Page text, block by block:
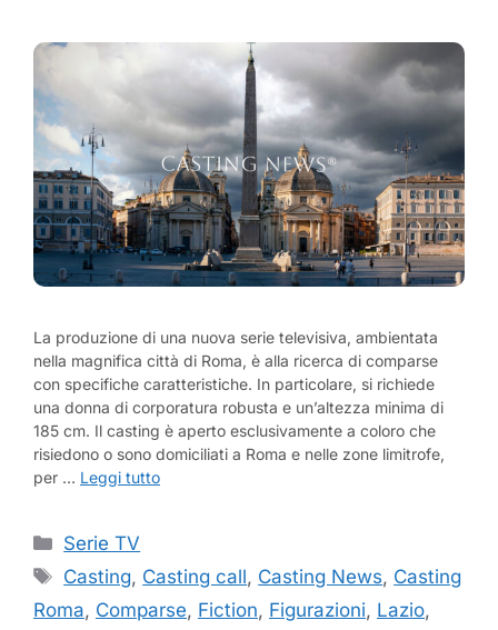
La produzione di una nuova serie televisiva, ambientata
nella magnifica città di Roma, è alla ricerca di comparse
con specifiche caratteristiche. In particolare, si richiede
una donna di corporatura robusta e un’altezza minima di
185 cm. Il casting è aperto esclusivamente a coloro che
risiedono o sono domiciliati a Roma e nelle zone limitrofe,
per … Leggi tutto
Categorie
Serie TV
Tag
Casting, Casting call, Casting News, Casting
Roma, Comparse, Fiction, Figurazioni, Lazio,